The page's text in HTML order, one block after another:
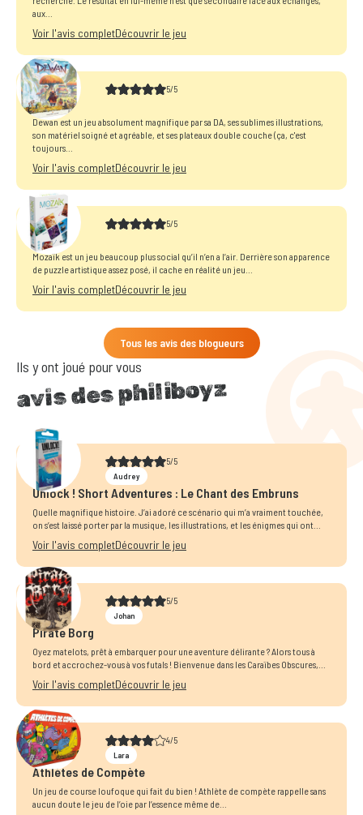
aux...
Voir l'avis completDécouvrir le jeu
5/5
Dewan
Dewan est un jeu absolument magnifique par sa DA, ses sublimes illustrations,
son matériel soigné et agréable, et ses plateaux double couche (ça, c'est
toujours...
Voir l'avis completDécouvrir le jeu
5/5
Mozaik
Mozaïk est un jeu beaucoup plus social qu’il n’en a l’air. Derrière son apparence
de puzzle artistique assez posé, il cache en réalité un jeu...
Voir l'avis completDécouvrir le jeu
Tous les avis des blogueurs
Ils y ont joué pour vous
avis des philiboyz
5/5
Audrey
Unlock ! Short Adventures : Le Chant des Embruns
Quelle magnifique histoire. J’ai adoré ce scénario qui m’a vraiment touchée,
on s’est laissé porter par la musique, les illustrations, et les énigmes qui ont...
Voir l'avis completDécouvrir le jeu
5/5
Johan
Pirate Borg
Oyez matelots, prêt à embarquer pour une aventure délirante ? Alors tous à
bord et accrochez-vous à vos futals ! Bienvenue dans les Caraïbes Obscures,...
Voir l'avis completDécouvrir le jeu
4/5
Lara
Athlètes de Compète
Un jeu de course loufoque qui fait du bien ! Athlète de compète rappelle sans
aucun doute le jeu de l’oie par l’essence même de...